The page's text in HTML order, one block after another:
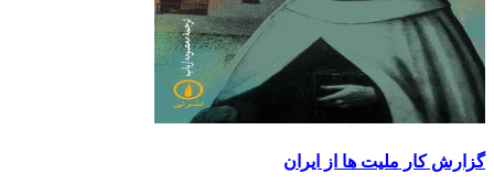
گزارش کار ملیت ها از ایران